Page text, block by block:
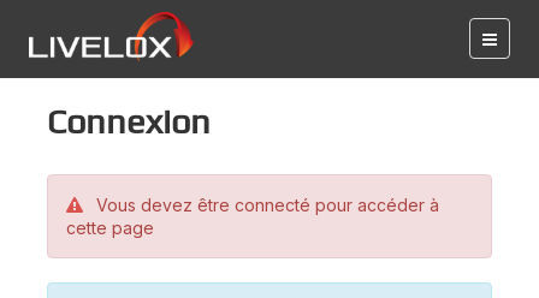
Connexion
Vous devez être connecté pour accéder à
cette page